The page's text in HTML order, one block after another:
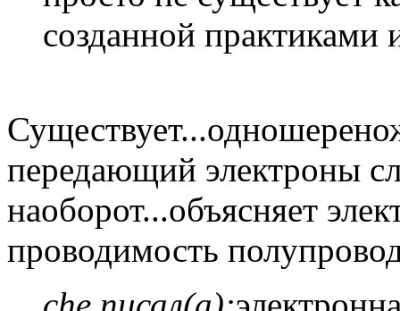
созданной
передающий электроны
наоборот...объясняет
проводимость